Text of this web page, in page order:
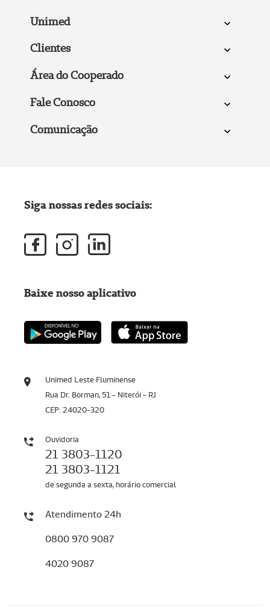
Unimed
Clientes
Área do Cooperado
Fale Conosco
Comunicação
Unimed Leste Fluminense
Rua Dr. Borman, 51 - Niterói - RJ
CEP: 24020-320
Ouvidoria
21 3803-1120
21 3803-1121
de segunda a sexta, horário comercial
Atendimento 24h
0800 970 9087
4020 9087
Siga nossas redes sociais:
Baixe nosso aplicativo